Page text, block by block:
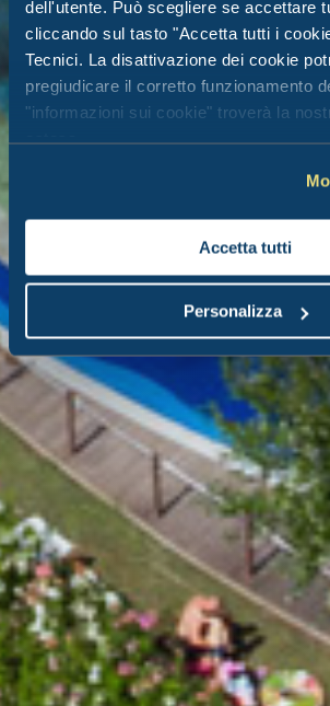
dell'utente. Può scegliere se accettare
cliccando sul tasto "Accetta tutti i
Tecnici. La disattivazione dei cookie
pregiudicare il corretto funzionamento
"informazioni sui cookie" troverà la
estesa.
Accetta tutti
Personalizza